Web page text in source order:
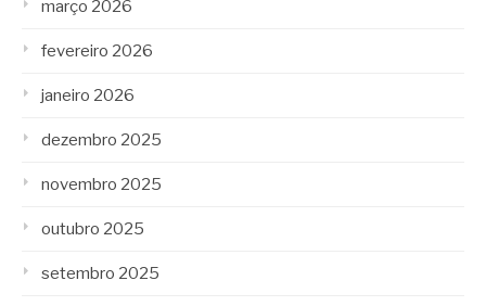
março 2026
fevereiro 2026
janeiro 2026
dezembro 2025
novembro 2025
outubro 2025
setembro 2025